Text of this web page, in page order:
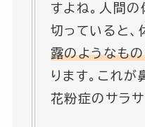
すよね。人間の
切っていると
露のようなもの
ります。これが
花粉症のサラサ